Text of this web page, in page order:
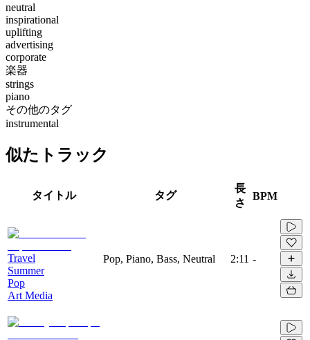
neutral
inspirational
uplifting
advertising
corporate
楽器
strings
piano
その他のタグ
instrumental
似たトラック
タイトル タグ
長
さ
BPM
Travel
Summer
Pop
Art Media
Pop, Piano, Bass, Neutral 2:11 -